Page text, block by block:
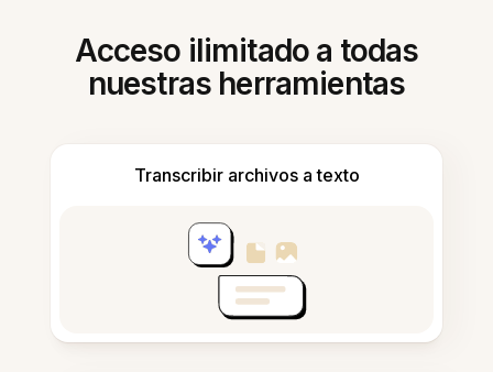
Acceso ilimitado a todas
nuestras herramientas
Transcribir archivos a texto